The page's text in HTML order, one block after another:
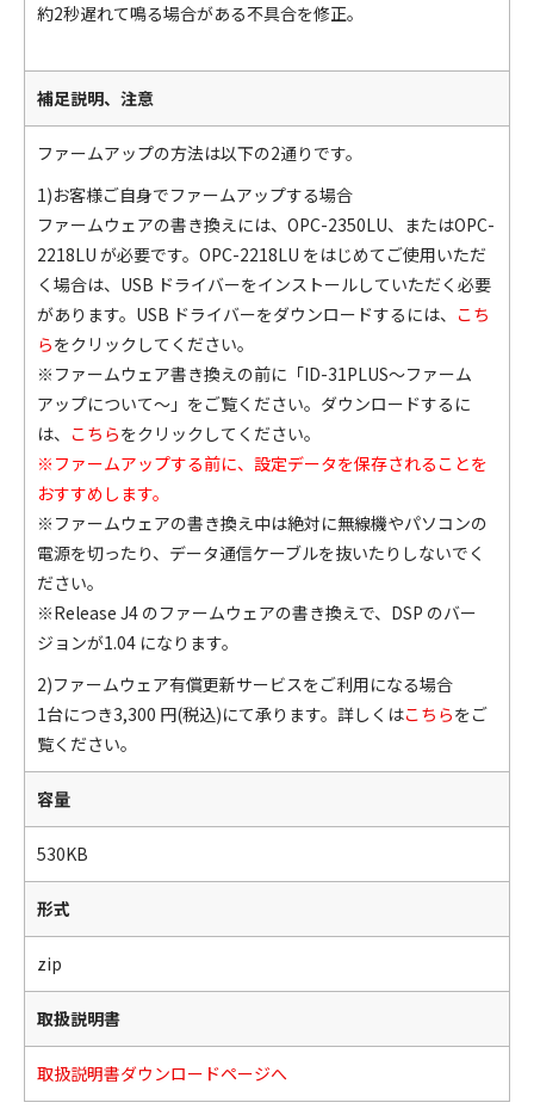
約2秒遅れて鳴る場合がある不具合を修正。
補足説明、注意
ファームアップの方法は以下の2通りです。
1)お客様ご自身でファームアップする場合
ファームウェアの書き換えには、OPC-2350LU、またはOPC-
2218LU が必要です。OPC-2218LU をはじめてご使用いただ
く場合は、USB ドライバーをインストールしていただく必要
があります。USB ドライバーをダウンロードするには、 こち
らをクリックしてください。
※ファームウェア書き換えの前に「ID-31PLUS～ファーム
アップについて～」をご覧ください。ダウンロードするに
は、 こちらをクリックしてください。
※ファームアップする前に、設定データを保存されることを
おすすめします。
※ファームウェアの書き換え中は絶対に無線機やパソコンの
電源を切ったり、データ通信ケーブルを抜いたりしないでく
ださい。
※Release J4 のファームウェアの書き換えで、DSP のバー
ジョンが1.04 になります。
2)ファームウェア有償更新サービスをご利用になる場合
1台につき3,300 円(税込)にて承ります。詳しくはこちらをご
覧ください。
容量
530KB
形式
zip
取扱説明書
取扱説明書ダウンロードページへ